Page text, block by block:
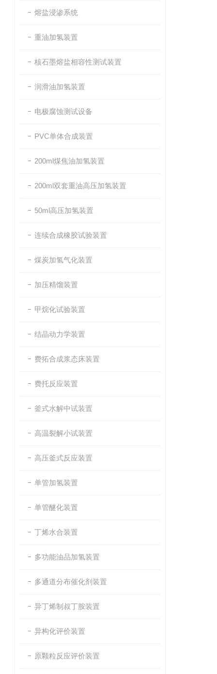
熔盐浸渗系统
重油加氢装置
核石墨熔盐相容性测试装置
润滑油加氢装置
电极腐蚀测试设备
PVC单体合成装置
200ml煤焦油加氢装置
200ml双套重油高压加氢装置
50ml高压加氢装置
连续合成橡胶试验装置
煤炭加氢气化装置
加压精馏装置
甲烷化试验装置
结晶动力学装置
费拓合成浆态床装置
费托反应装置
釜式水解中试装置
高温裂解小试装置
高压釜式反应装置
单管加氢装置
单管醚化装置
丁烯水合装置
多功能油品加氢装置
多通道分布催化剂装置
异丁烯制叔丁胺装置
异构化评价装置
原颗粒反应评价装置